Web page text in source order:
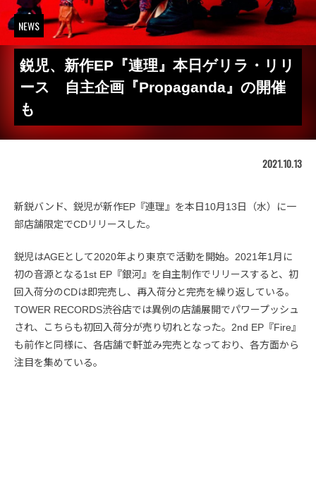
NEWS
鋭児、新作EP『連理』本日ゲリラ・リリ
ース 自主企画『Propaganda』の開催
も
2021.10.13
新鋭バンド、鋭児が新作EP『連理』を本日10月13日（水）に一
部店舗限定でCDリリースした。
鋭児はAGEとして2020年より東京で活動を開始。2021年1月に
初の音源となる1st EP『銀河』を自主制作でリリースすると、初
回入荷分のCDは即完売し、再入荷分と完売を繰り返している。
TOWER RECORDS渋谷店では異例の店舗展開でパワープッシュ
され、こちらも初回入荷分が売り切れとなった。2nd EP『Fire』
も前作と同様に、各店舗で軒並み完売となっており、各方面から
注目を集めている。